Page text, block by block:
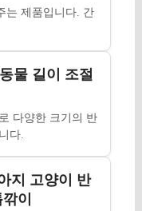
는 제품입니다. 간
물 길이 조절
다양한 크기의 반
다.
지 고양이 반
이